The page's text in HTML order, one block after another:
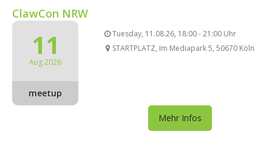
ClawCon NRW
11
Aug 2026
meetup
Tuesday, 11.08.26, 18:00 - 21:00 Uhr
STARTPLATZ, Im Mediapark 5, 50670 Köln
Mehr Infos